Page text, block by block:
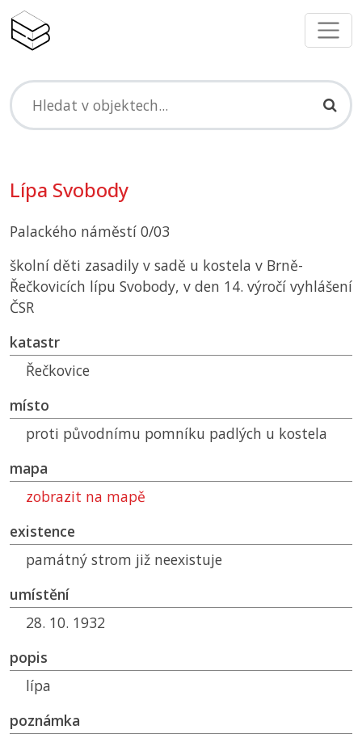
Lípa Svobody
Palackého náměstí 0/03
školní děti zasadily v sadě u kostela v Brně-
Řečkovicích lípu Svobody, v den 14. výročí vyhlášení
ČSR
katastr
Řečkovice
místo
proti původnímu pomníku padlých u kostela
mapa
zobrazit na mapě
existence
památný strom již neexistuje
umístění
28. 10. 1932
popis
lípa
poznámka